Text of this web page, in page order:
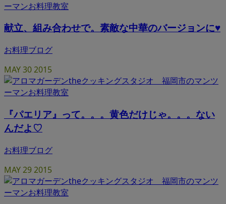
献立、組み合わせで。素敵な中華のバージョンに♥
お料理ブログ
MAY302015
『パエリア』って。。。黄色だけじゃ。。。ない
んだよ♡
お料理ブログ
MAY292015